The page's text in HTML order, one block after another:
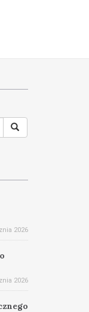
2026
2026